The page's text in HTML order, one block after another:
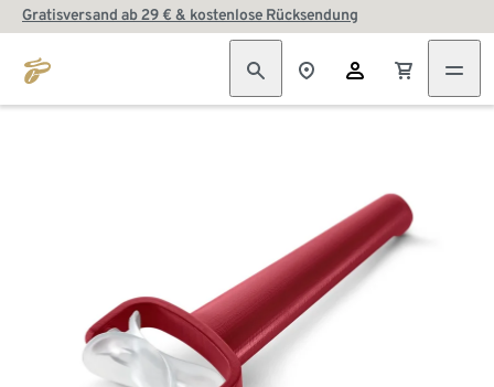
Gratisversand ab 29 € & kostenlose Rücksendung